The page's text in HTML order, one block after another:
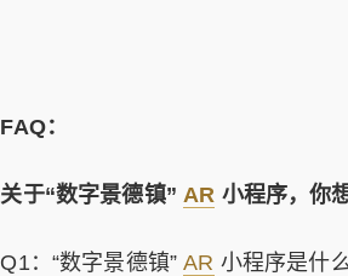
FAQ：
关于“数字景德镇” AR 小程序，你
Q1：“数字景德镇”AR 小程序是什么